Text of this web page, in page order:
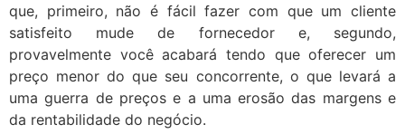
que, primeiro, não é fácil fazer com que um cliente
satisfeito mude de fornecedor e, segundo,
provavelmente você acabará tendo que oferecer um
preço menor do que seu concorrente, o que levará a
uma guerra de preços e a uma erosão das margens e
da rentabilidade do negócio.